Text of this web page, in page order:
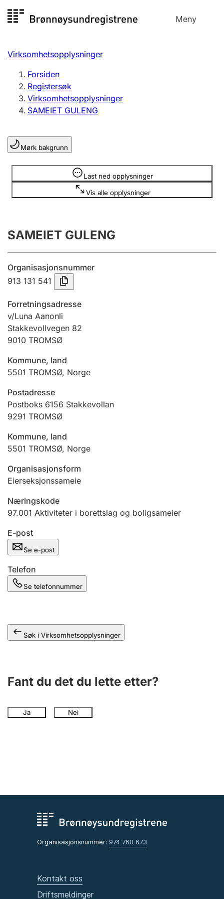
til
Meny
Registersøk
Aksjeselskap
Enkeltpersonforetak
Registrere, endre, slette
Lag og forening
Registrere, endre, slette
Innsending og forsinkelsesgebyr
Tinglysing
Jeger
Betaling og jegeravgiftskort
Ektepaktveileder
Offentlig sektor
Andre tema
Virksomhetsopplysninger
Forsiden
Registersøk
Virksomhetsopplysninger
SAMEIET GULENG
Mørk bakgrunn
Last ned opplysninger
Vis alle opplysninger
Opplysninger er skjult
SAMEIET GULENG
Organisasjonsnummer
913 131 541
Forretningsadresse
v/Luna Aanonli
Stakkevollvegen 82
9010 TROMSØ
Kommune, land
5501 TROMSØ, Norge
Postadresse
Postboks 6156 Stakkevollan
9291 TROMSØ
Kommune, land
5501 TROMSØ, Norge
Organisasjonsform
Eierseksjonssameie
Næringskode
97.001 Aktiviteter i borettslag og boligsameier
E-post
Se e-post
Telefon
Se telefonnummer
Søk i Virksomhetsopplysninger
Fant du det du lette etter?
Ja Nei
Organisasjonsnummer: 974 760 673
Kontakt oss
Driftsmeldinger